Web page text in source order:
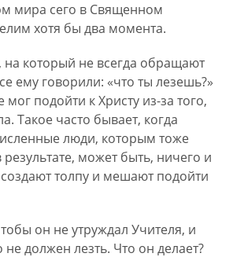
мира сего в Священном
хотя бы два момента.
который не всегда обращают
ему говорили: «что ты лезешь?»
подойти к Христу из-за того,
Такое часто бывает, когда
люди, которым тоже
результате, может быть, ничего и
толпу и мешают подойти
он не утруждал Учителя, и
не должен лезть. Что он делает?